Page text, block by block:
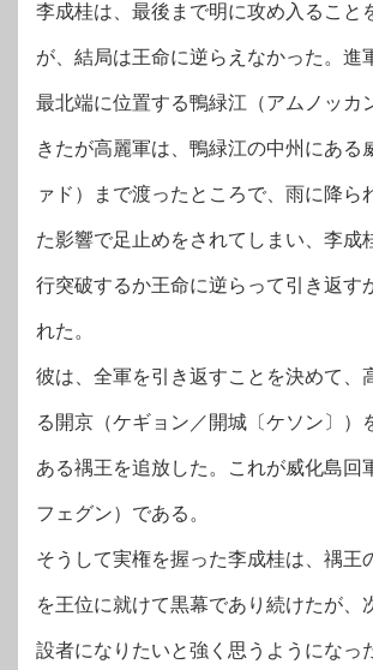
李成桂は、最後まで明に攻め入ること
が、結局は王命に逆らえなかった。進
最北端に位置する鴨緑江（アムノッカ
きたが高麗軍は、鴨緑江の中州にある
ァド）まで渡ったところで、雨に降ら
た影響で足止めをされてしまい、李成
行突破するか王命に逆らって引き返す
れた。
彼は、全軍を引き返すことを決めて、
る開京（ケギョン／開城〔ケソン〕）
ある禑王を追放した。これが威化島回
フェグン）である。
そうして実権を握った李成桂は、禑王
を王位に就けて黒幕であり続けたが、
設者になりたいと強く思うようになっ